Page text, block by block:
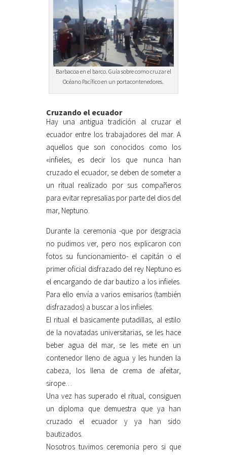
Barbacoa en el barco. Guía sobre como cruzar el
Océano Pacífico en un portacontenedores.
Cruzando el ecuador
Hay una antigua tradición al cruzar el
ecuador entre los trabajadores del mar. A
aquellos que son conocidos como los
«infieles, es decir los que nunca han
cruzado el ecuador, se deben de someter a
un ritual realizado por sus compañeros
para evitar represalias por parte del dios del
mar, Neptuno.
Durante la ceremonia -que por desgracia
no pudimos ver, pero nos explicaron con
fotos su funcionamiento- el capitán o el
primer oficial disfrazado del rey Neptuno es
el encargando de dar bautizo a los infieles.
Para ello envía a varios emisarios (también
disfrazados) a buscar a los infieles.
El ritual el basicamente putadillas, al estilo
de la novatadas universitarias, se les hace
beber agua del mar, se les mete en un
contenedor lleno de agua y les hunden la
cabeza, los llena de crema de afeitar,
sirope…
Una vez has superado el ritual, consiguen
un diploma que demuestra que ya han
cruzado el ecuador y ya han sido
bautizados.
Nosotros tuvimos ceremonia pero si que